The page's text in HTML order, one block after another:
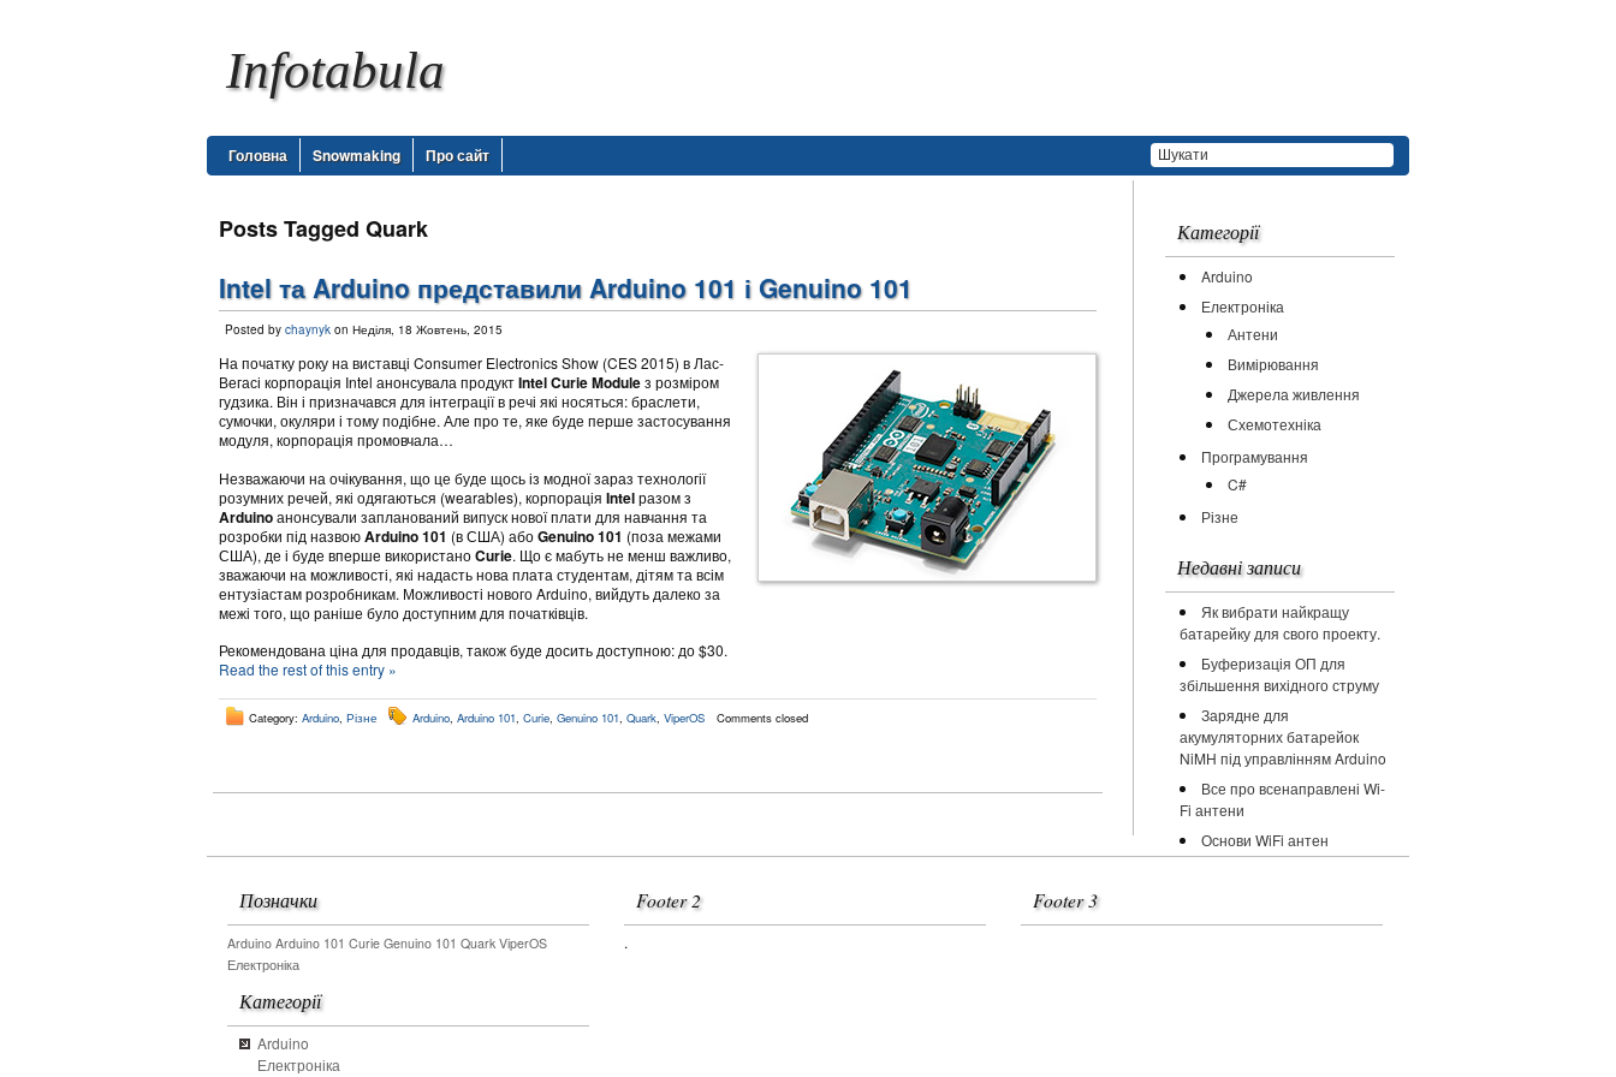
Infotabula
Головна Snowmaking Про сайт
Posts Tagged Quark
Intel та Arduino представили Arduino 101 і Genuino 101
Posted by chaynyk on Неділя, 18 Жовтень, 2015
На початку року на виставці Consumer Electronics Show (CES 2015) в Лас-
Вегасі корпорація Intel анонсувала продуктIntel Curie Moduleз розміром
гудзика. Він і призначався для інтеграції в речі які носяться: браслети,
сумочки, окуляри і тому подібне. Але про те, яке буде перше застосування
модуля, корпорація промовчала…
Незважаючи на очікування, що це буде щось із модної зараз технології
розумних речей, які одягаються (wearables), корпорація Intelразом з
Arduinoанонсували запланований випуск нової плати для навчання та
розробки під назвоюArduino 101 (в США) абоGenuino 101 (поза межами
США), де і буде вперше використаноCurie. Що є мабуть не менш важливо,
зважаючи на можливості, які надасть нова плата студентам, дітям та всім
ентузіастам розробникам. Можливості нового Arduino, вийдуть далеко за
межі того, що раніше було доступним для початківців.
Рекомендована ціна для продавців, також буде досить доступною: до $30.
Read the rest of this entry »
Category: Arduino Різне Arduino Arduino 101 Curie Genuino 101 Quark ViperOS Comments closed
Категорії
Arduino
Електроніка
Антени
Вимірювання
Джерела живлення
Схемотехніка
Програмування
C#
Різне
Недавні записи
Як вибрати найкращу
батарейку для свого проекту.
Буферизація ОП для
збільшення вихідного струму
Зарядне для
акумуляторних батарейок
NiMH під управлінням Arduino
Все про всенаправлені Wi-
Fi антени
Основи WiFi антен
Позначки
Arduino Arduino 101 Curie Genuino 101 Quark ViperOS
Електроніка
Категорії
Arduino
Електроніка
Footer 2
.
Footer 3